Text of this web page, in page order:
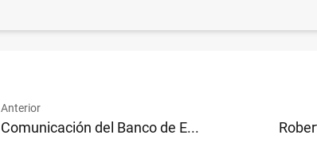
Anterior
Comunicación del Banco de E...